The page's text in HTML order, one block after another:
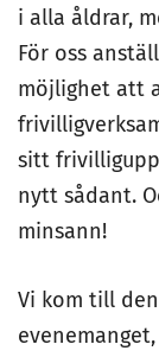
i alla åldrar,
För oss
möjlighet att
sitt
nytt sådant.
minsann!
Vi kom till